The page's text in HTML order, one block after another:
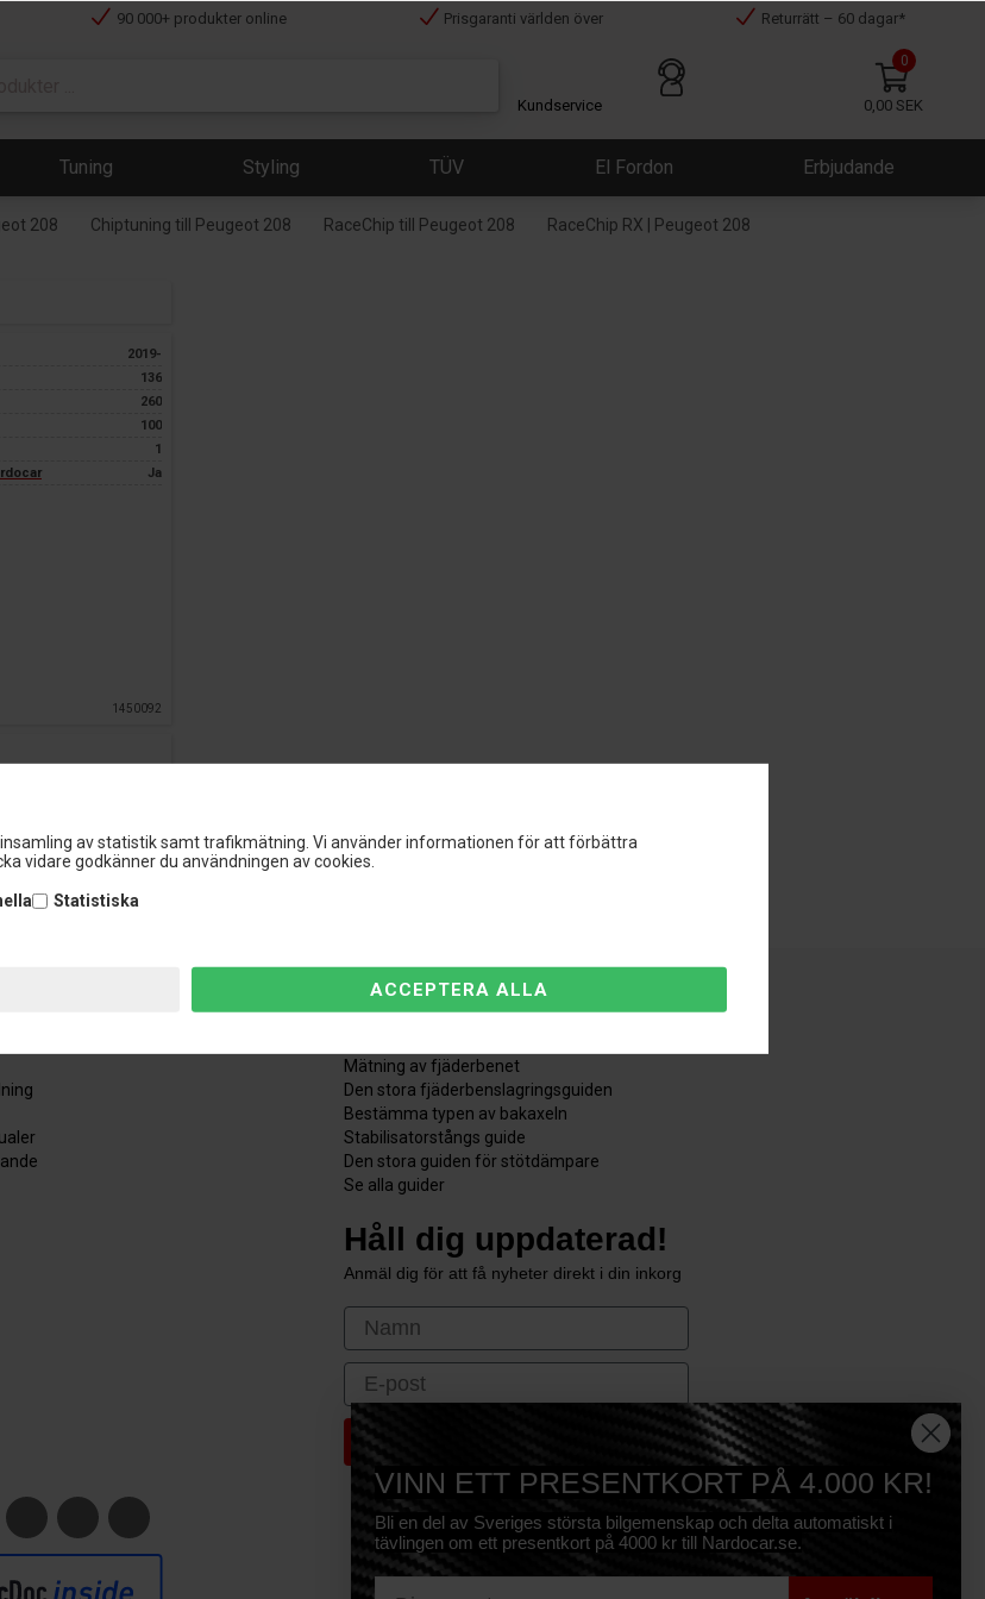
av statistik samt trafikmätning. Vi använder informationen för att förbättra
vidare godkänner du användningen av cookies.
Statistiska
90 000+ produkter online Prisgaranti världen över Returrätt – 60 dagar*
Kundservice
0
0,00 SEK
Tuning Styling TÜV El Fordon Erbjudande
208 Chiptuning till Peugeot 208 RaceChip till Peugeot 208 RaceChip RX | Peugeot 208
2019-
136
260
100
1
Ja
1450092
Mätning av fjäderbenet
Den stora fjäderbenslagringsguiden
Bestämma typen av bakaxeln
Stabilisatorstångs guide
Den stora guiden för stötdämpare
Se alla guider
Håll dig uppdaterad!
Anmäl dig för att få nyheter direkt i din inkorg
First Name
Email
VINN ETT PRESENTKORT PÅ 4.000 KR!
Bli en del av Sveriges största bilgemenskap och delta automatiskt i
tävlingen om ett presentkort på 4000 kr till Nardocar.se.